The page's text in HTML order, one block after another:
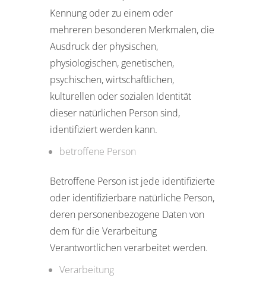
Kennung oder zu einem oder
mehreren besonderen Merkmalen, die
Ausdruck der physischen,
physiologischen, genetischen,
psychischen, wirtschaftlichen,
kulturellen oder sozialen Identität
dieser natürlichen Person sind,
identifiziert werden kann.
betroffene Person
Betroffene Person ist jede identifizierte
oder identifizierbare natürliche Person,
deren personenbezogene Daten von
dem für die Verarbeitung
Verantwortlichen verarbeitet werden.
Verarbeitung